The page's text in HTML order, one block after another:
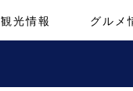
観光情報 グルメ